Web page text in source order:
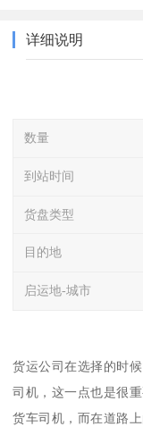
详细说明
数量
到站时间
货盘类型
目的地
启运地-城市
货运公司在选择的时
司机，这一点也是很
货车司机，而在道路